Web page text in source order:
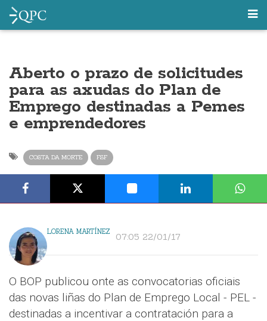
Aberto o prazo de solicitudes
para as axudas do Plan de
Emprego destinadas a Pemes
e emprendedores
COSTA DA MORTE FSF
LORENA MARTÍNEZ 07:05 22/01/17
O BOP publicou onte as convocatorias oficiais
das novas liñas do Plan de Emprego Local - PEL -
destinadas a incentivar a contratación para a